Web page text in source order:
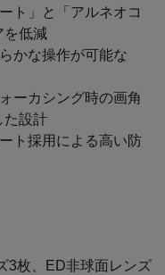
ト」と「アルネオコ
を低減
かな操作が可能な
ーカシング時の画角
た設計
ト採用による高い防
3枚、ED非球面レンズ